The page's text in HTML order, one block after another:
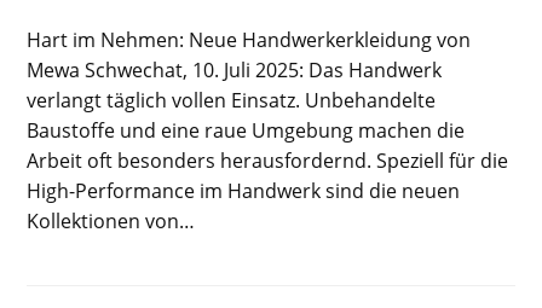
Hart im Nehmen: Neue Handwerkerkleidung von
Mewa Schwechat, 10. Juli 2025: Das Handwerk
verlangt täglich vollen Einsatz. Unbehandelte
Baustoffe und eine raue Umgebung machen die
Arbeit oft besonders herausfordernd. Speziell für die
High-Performance im Handwerk sind die neuen
Kollektionen von…